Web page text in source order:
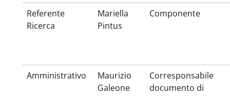
Referente
Ricerca
Mariella
Pintus
Componente
Amministrativo
Maurizio
Galeone
Corresponsabile
documento di